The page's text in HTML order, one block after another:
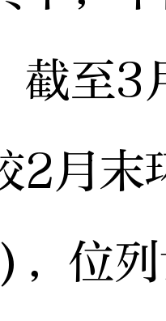
截至
2月
位列